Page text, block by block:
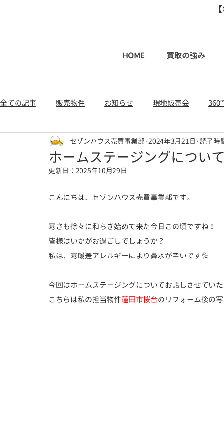
HOME 買取の強み
全ての記事 販売物件 お知らせ 現地販売会
一戸建て（新築・中古） 土地 不動産コラム
ホームステージングについて
セゾンハウス売買事業部 2024年3月21日 読了時
更新日： 2025年10月29日
こんにちは、セゾンハウス売買事業部です。
寒さも徐々に和らぎ始めて来た今日この頃ですね！
皆様はいかがお過ごしでしょうか？
私は、寒暖差アレルギーにより鼻水が辛いです💦
今回はホームステージングについてお話しさせていた
こちらは私の担当物件蓮田市桜台のリフォーム後の写